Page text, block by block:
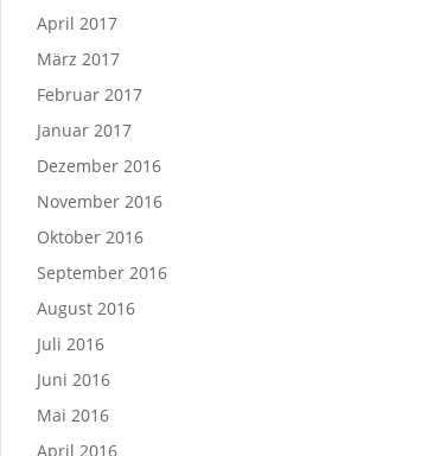
April 2017
März 2017
Februar 2017
Januar 2017
Dezember 2016
November 2016
Oktober 2016
September 2016
August 2016
Juli 2016
Juni 2016
Mai 2016
April 2016